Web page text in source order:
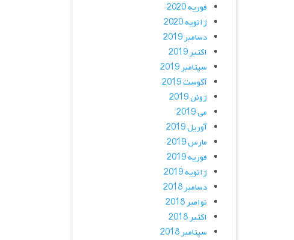
فوریه 2020
ژانویه 2020
دسامبر 2019
اکتبر 2019
سپتامبر 2019
آگوست 2019
ژوئن 2019
می 2019
آوریل 2019
مارس 2019
فوریه 2019
ژانویه 2019
دسامبر 2018
نوامبر 2018
اکتبر 2018
سپتامبر 2018